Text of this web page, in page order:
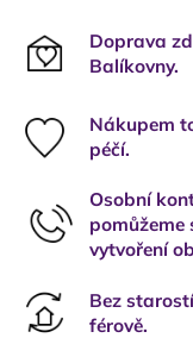
Doprava
Balíkovny.
Nákupem
péčí.
Osobní
pomůžeme
vytvoření
Bez
férově.